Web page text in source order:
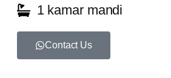
1 kamar mandi
Contact Us